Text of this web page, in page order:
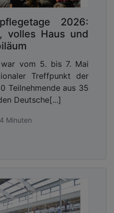
2026:
volles Haus und
vom 5. bis 7. Mai
Treffpunkt der
Teilnehmende aus 35
Deutsche[...]
Minuten